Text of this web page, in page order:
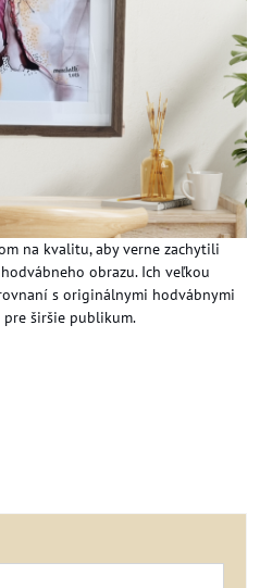
na kvalitu, aby verne zachytili
obrazu. Ich veľkou
s originálnymi hodvábnymi
širšie publikum.